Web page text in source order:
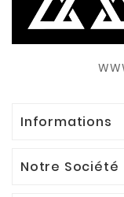
Informations
Notre Société